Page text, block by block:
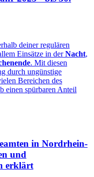
deiner regulären
Einsätze in derNacht,
. Mit diesen
durch ungünstige
Bereichen des
einen spürbaren Anteil
in Nordrhein-
und
erklärt